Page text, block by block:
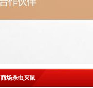
商场杀虫灭鼠